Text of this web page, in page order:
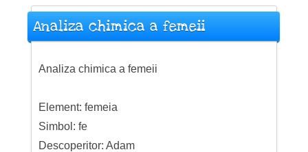
Analiza chimica a femeii
Analiza chimica a femeii
Element: femeia
Simbol: fe
Descoperitor: Adam